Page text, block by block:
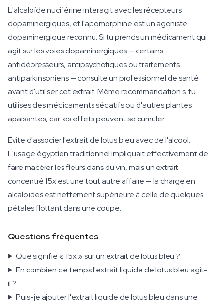
L'alcaloïde nuciférine interagit avec les récepteurs
dopaminergiques, et l'apomorphine est un agoniste
dopaminergique reconnu. Si tu prends un médicament qui
agit sur les voies dopaminergiques — certains
antidépresseurs, antipsychotiques ou traitements
antiparkinsoniens — consulte un professionnel de santé
avant d'utiliser cet extrait. Même recommandation si tu
utilises des médicaments sédatifs ou d'autres plantes
apaisantes, car les effets peuvent se cumuler.
Évite d'associer l'extrait de lotus bleu avec de l'alcool.
L'usage égyptien traditionnel impliquait effectivement de
faire macérer les fleurs dans du vin, mais un extrait
concentré 15x est une tout autre affaire — la charge en
alcaloïdes est nettement supérieure à celle de quelques
pétales flottant dans une coupe.
Questions fréquentes
Que signifie « 15x » sur un extrait de lotus bleu ?
En combien de temps l'extrait liquide de lotus bleu agit-
il ?
Puis-je ajouter l'extrait liquide de lotus bleu dans une